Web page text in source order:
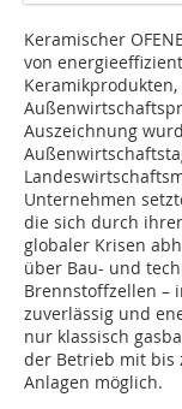
Keramischer
von
Auszeichnung
Unternehmen
die sich durch
globaler Krisen
über Bau- und
Brennstoffzellen –
zuverlässig und
nur klassisch
der Betrieb mit bis
Anlagen möglich.